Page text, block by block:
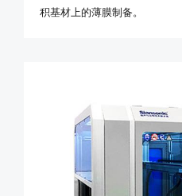
积基材上的薄膜制备。